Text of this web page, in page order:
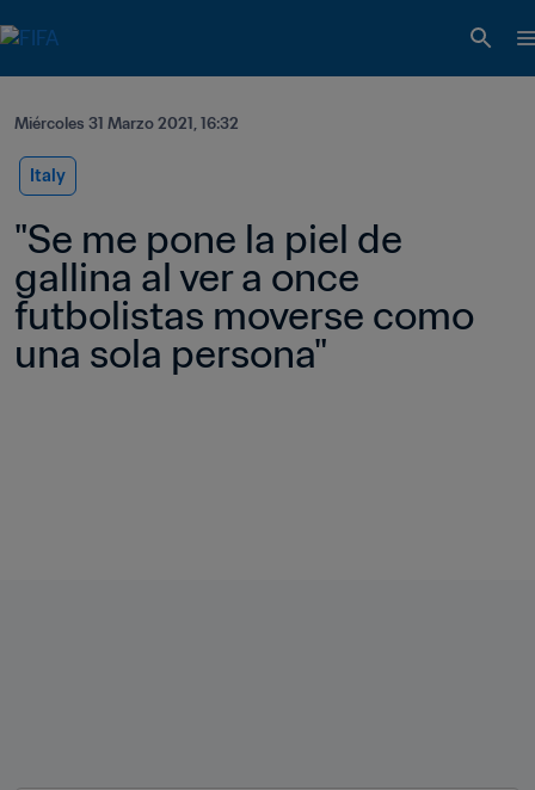
Miércoles 31 Marzo 2021, 16:32
Italy
"Se me pone la piel de
gallina al ver a once
futbolistas moverse como
una sola persona"